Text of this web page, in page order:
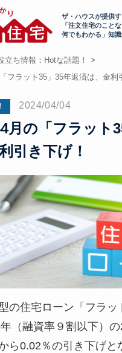
ザ・ハウスが提供す
「注文住宅のこと
何でもわかる」知
立ち情報：Hotな話題！
フラット35」35年返済は、金利
2024/04/04
月の「フラット
引き下げ！
の住宅ローン「フラッ
（融資率９割以下）の
ら0.02％の引き下げと